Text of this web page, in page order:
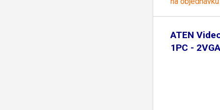
ATEN
1PC -